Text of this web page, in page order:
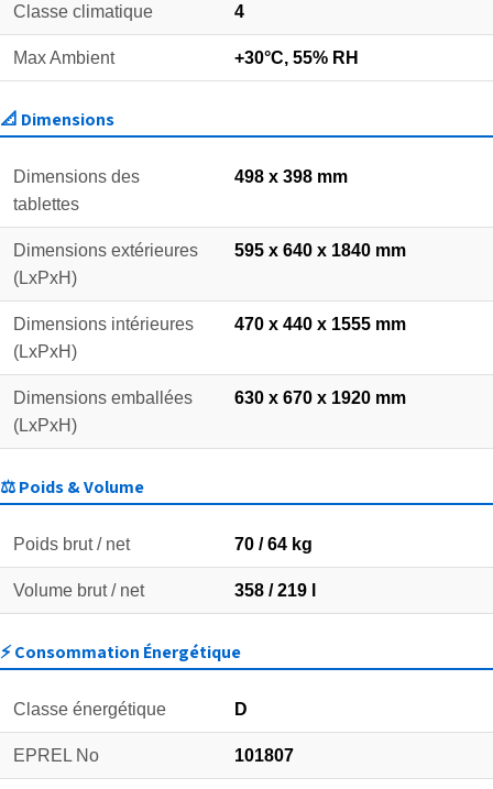
Classe climatique 4
Max Ambient +30°C, 55% RH
📐 Dimensions
Dimensions des
tablettes
498 x 398 mm
Dimensions extérieures
(LxPxH)
595 x 640 x 1840 mm
Dimensions intérieures
(LxPxH)
470 x 440 x 1555 mm
Dimensions emballées
(LxPxH)
630 x 670 x 1920 mm
⚖️ Poids & Volume
Poids brut / net 70 / 64 kg
Volume brut / net 358 / 219 l
⚡ Consommation Énergétique
Classe énergétique D
EPREL No 101807